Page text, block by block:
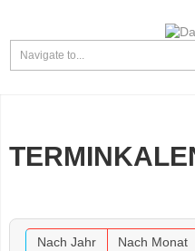
Nach Jahr Nach Monat